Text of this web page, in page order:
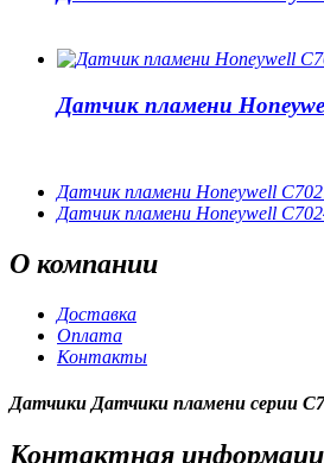
Датчик пламени
Датчик пламени Honeywell
Датчик пламени Honeywell
О компании
Доставка
Оплата
Контакты
Датчики Датчики пламени серии
Контактная